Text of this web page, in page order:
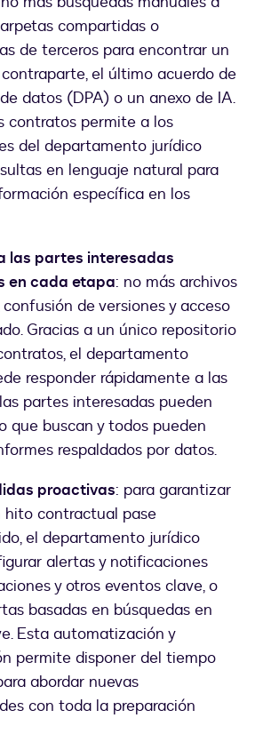
compartidas o
de terceros para encontrar un
el último acuerdo de
datos (DPA) o un anexo de IA.
contratos permite a los
del departamento jurídico
en lenguaje natural para
específica en los
las partes interesadas
en cada etapa: no más archivos
de versiones y acceso
Gracias a un único repositorio
el departamento
responder rápidamente a las
partes interesadas pueden
que buscan y todos pueden
respaldados por datos.
proactivas: para garantizar
hito contractual pase
el departamento jurídico
alertas y notificaciones
y otros eventos clave, o
basadas en búsquedas en
Esta automatización y
permite disponer del tiempo
abordar nuevas
con toda la preparación